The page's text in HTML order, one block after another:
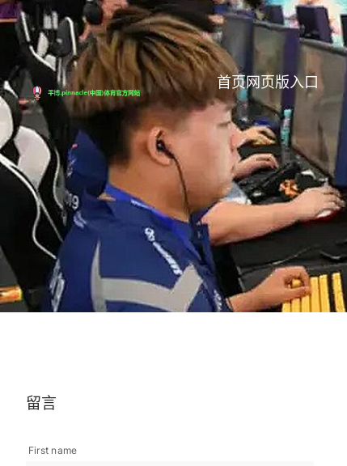
首页网页版入口
留言
First name